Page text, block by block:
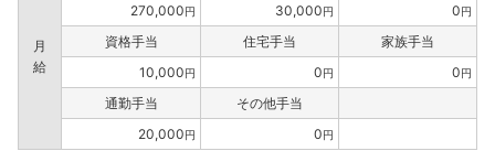
月
給
270,000円 30,000円 0円
資格手当 住宅手当
家族手当
10,000円 0円 0円
通勤手当
その他手当
20,000円 0円